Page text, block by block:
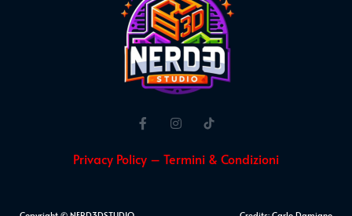
Privacy Policy – Termini & Condizioni